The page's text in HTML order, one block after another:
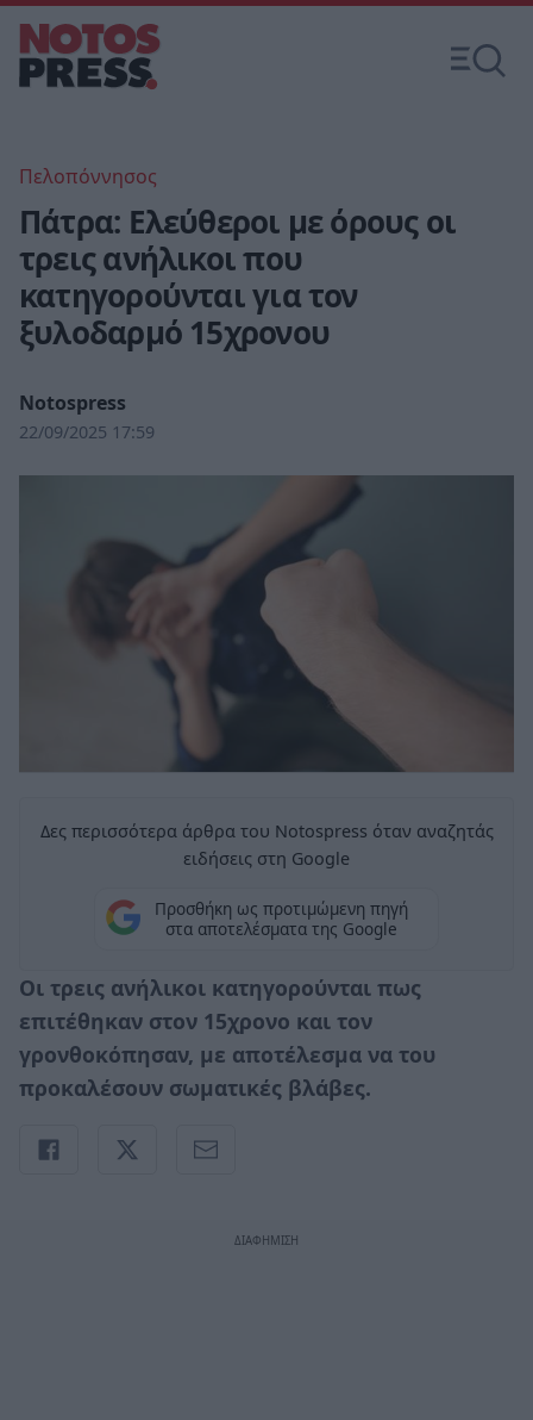
Πελοπόννησος
Πάτρα: Ελεύθεροι με όρους οι
τρεις ανήλικοι που
κατηγορούνται για τον
ξυλοδαρμό 15χρονου
Notospress
22/09/2025 17:59
Δες περισσότερα άρθρα του Notospress όταν αναζητάς
ειδήσεις στη Google
Προσθήκη ως προτιμώμενη πηγή
στα αποτελέσματα της Google
Οι τρεις ανήλικοι κατηγορούνται πως
επιτέθηκαν στον 15χρονο και τον
γρονθοκόπησαν, με αποτέλεσμα να του
προκαλέσουν σωματικές βλάβες.